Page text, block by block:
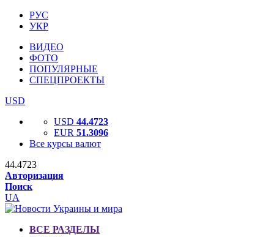
РУС
УКР
ВИДЕО
ФОТО
ПОПУЛЯРНЫЕ
СПЕЦПРОЕКТЫ
USD
USD 44.4723
EUR 51.3096
Все курсы валют
44.4723
Авторизация
Поиск
UA
ВСЕ РАЗДЕЛЫ